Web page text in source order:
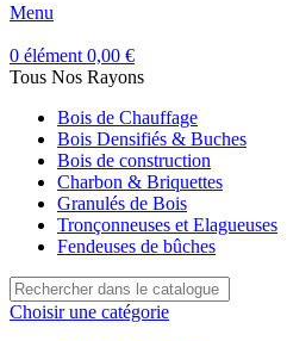
Menu
0 élément 0,00 €
Tous Nos Rayons
Bois de Chauffage
Bois Densifiés & Buches
Bois de construction
Charbon & Briquettes
Granulés de Bois
Tronçonneuses et Elagueuses
Fendeuses de bûches
Choisir une catégorie